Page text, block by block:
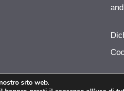
sito web.